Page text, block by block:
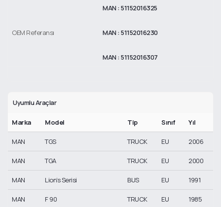
OEM Referansı
MAN : 51152016325
MAN : 51152016230
MAN : 51152016307
Uyumlu Araçlar
Marka Model Tip Sınıf Yıl
MAN TGS TRUCK EU 2006
MAN TGA TRUCK EU 2000
MAN Lion’s Serisi BUS EU 1991
MAN F 90 TRUCK EU 1985